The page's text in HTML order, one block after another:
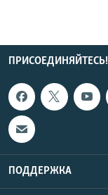
ПРИСОЕДИНЯЙТЕСЬ!
ПОДДЕРЖКА